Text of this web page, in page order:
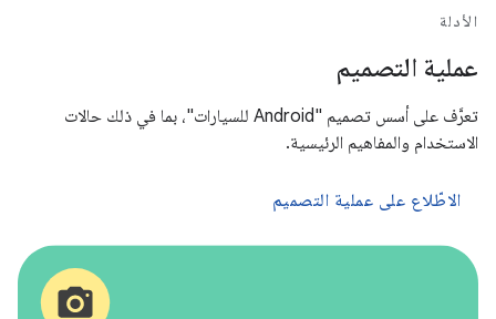
الأدلة
عملية التصميم
تعرَّف على أسس تصميم "Android للسيارات"، بما في ذلك حالات
الاستخدام والمفاهيم الرئيسية.
الاطّلاع على عملية التصميم